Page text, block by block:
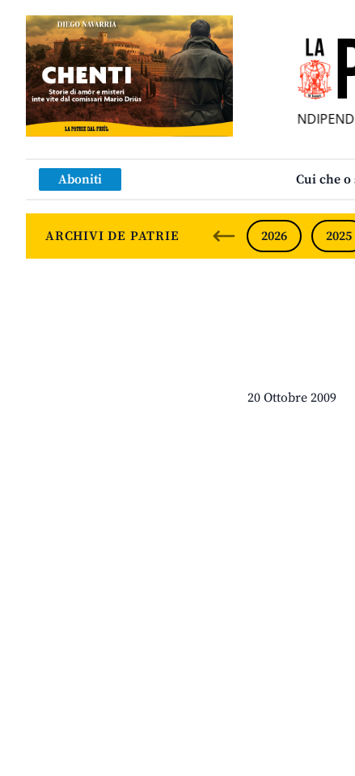
SFUEI MENSÎL FURLAN
Aboniti Cui che o
ARCHIVI DE PATRIE 2026 2025
20 Ottobre 2009